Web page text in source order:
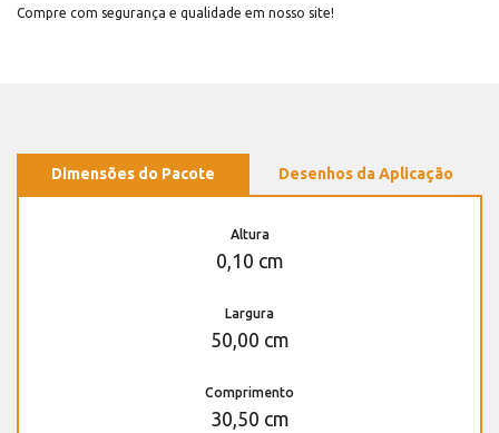
Compre com segurança e qualidade em nosso site!
Dimensões do Pacote Desenhos da Aplicação
Altura
0,10 cm
Largura
50,00 cm
Comprimento
30,50 cm